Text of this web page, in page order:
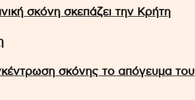
σκόνη σκεπάζει την Κρήτη
σκόνης το απόγευμα του